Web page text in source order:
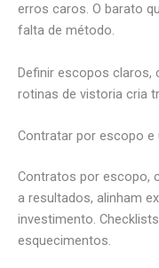
erros caros. O barato
falta de método.
Definir escopos claros,
rotinas de vistoria cria
Contratar por escopo e
Contratos por escopo,
a resultados, alinham
investimento.
esquecimentos.